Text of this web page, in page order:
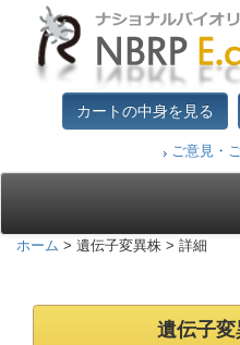
カートの中身を見る
ご意見・
ホーム > 遺伝子変異株 > 詳細
遺伝子変